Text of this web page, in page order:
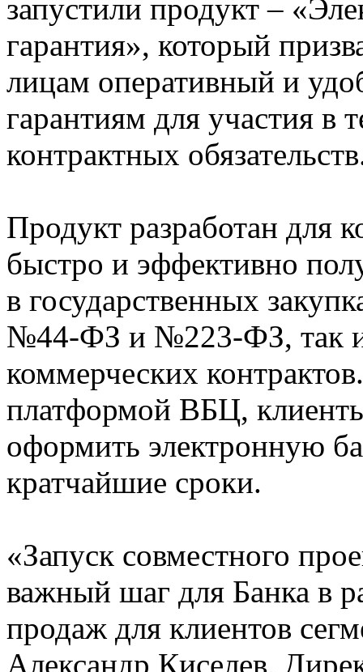
запустили продукт –
гарантия», который
лицам оперативный и
гарантиям для участия в
контрактных
Продукт разработан для
быстро и эффективно
в государственных
№44-ФЗ и №223-ФЗ, так и
коммерческих
платформой ВБЦ,
оформить электронную
кратчайшие сроки.
«Запуск совместного
важный шаг для Банка в
продаж для клиентов
Александр Киселев,